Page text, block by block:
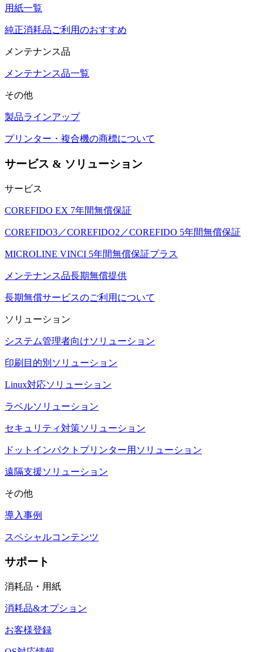
用紙一覧
純正消耗品ご利用のおすすめ
メンテナンス品
メンテナンス品一覧
その他
製品ラインアップ
プリンター・複合機の商標について
サービス & ソリューション
サービス
COREFIDO EX 7年間無償保証
COREFIDO3／COREFIDO2／COREFIDO 5年間無償保証
MICROLINE VINCI 5年間無償保証プラス
メンテナンス品長期無償提供
長期無償サービスのご利用について
ソリューション
システム管理者向けソリューション
印刷目的別ソリューション
Linux対応ソリューション
ラベルソリューション
セキュリティ対策ソリューション
ドットインパクトプリンター用ソリューション
遠隔支援ソリューション
その他
導入事例
スペシャルコンテンツ
サポート
消耗品・用紙
消耗品&オプション
お客様登録